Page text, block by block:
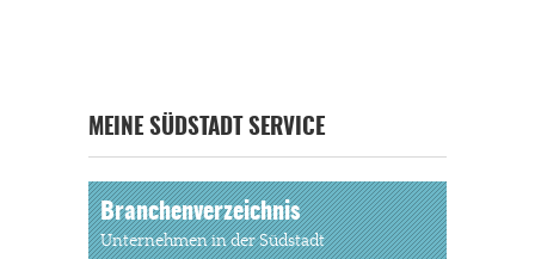
MEINE SÜDSTADT SERVICE
Branchenverzeichnis
Unternehmen in der Südstadt